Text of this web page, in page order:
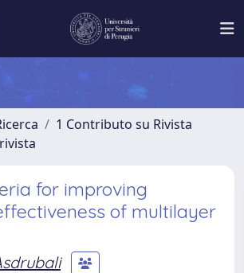
1 Contributo su Rivista
for improving
of multilayer